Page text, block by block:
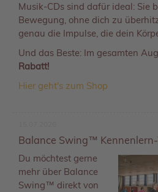
Musik-CDs sind dafür ideal: Sie
Bewegung, ohne dich zu
genau die Impulse, die dein
Und das Beste: Im gesamten
Rabatt!
Hier geht's zum Shop
Balance Swing™
Du möchtest gerne
mehr über Balance
Swing™ direkt von